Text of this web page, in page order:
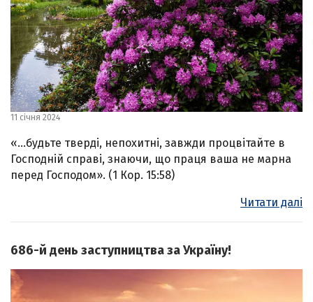
11 січня 2024
«…будьте тверді, непохитні, завжди процвітайте в
Господній справі, знаючи, що праця ваша не марна
перед Господом». (1 Кор. 15:58)
Читати далі
686-й день заступництва за Україну!